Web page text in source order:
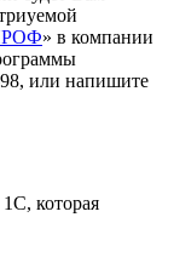
» в компании
или напишите
которая